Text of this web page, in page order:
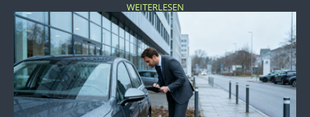
WEITERLESEN